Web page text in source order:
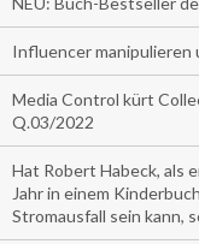
Influencer manipulieren
Media Control kürt
Q.03/2022
Hat Robert Habeck, als
Jahr in einem
Stromausfall sein kann,